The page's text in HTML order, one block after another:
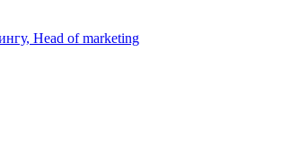
Head of marketing